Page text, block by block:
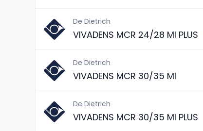
De Dietrich
VIVADENS MCR 24/28 MI PLUS
De Dietrich
VIVADENS MCR 30/35 MI
De Dietrich
VIVADENS MCR 30/35 MI PLUS